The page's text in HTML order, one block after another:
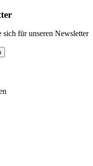
für unseren Newsletter